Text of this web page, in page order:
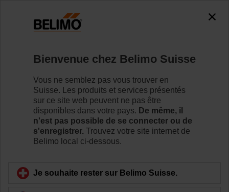
HTD24-3
Pour en savoir plus
Bienvenue chez Belimo Suisse
Vous ne semblez pas vous trouver en
Suisse. Les produits et services présentés
sur ce site web peuvent ne pas être
disponibles dans votre pays. De même, il
n'est pas possible de se connecter ou de
s'enregistrer. Trouvez votre site internet de
Belimo local ci-dessous.
Je souhaite rester sur Belimo Suisse.